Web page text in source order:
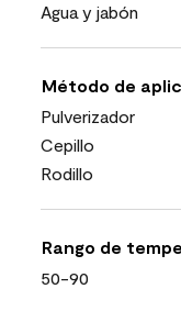
Agua y jabón
Método de
Pulverizador
Cepillo
Rodillo
Rango de
50-90